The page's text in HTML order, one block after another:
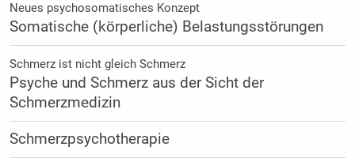
Neues psychosomatisches Konzept
Somatische (körperliche) Belastungsstörungen
Schmerz ist nicht gleich Schmerz
Psyche und Schmerz aus der Sicht der
Schmerzmedizin
Schmerzpsychotherapie